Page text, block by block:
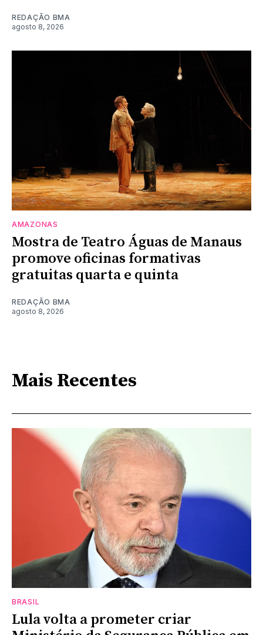
REDAÇÃO BMA
agosto 8, 2026
AMAZONAS
Mostra de Teatro Águas de Manaus
promove oficinas formativas
gratuitas quarta e quinta
REDAÇÃO BMA
agosto 8, 2026
Mais Recentes
BRASIL
Lula volta a prometer criar